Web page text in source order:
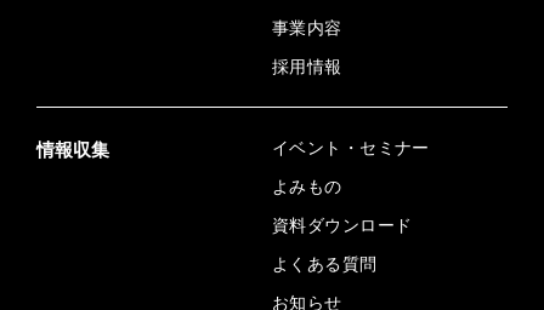
事業内容
採用情報
情報収集
イベント・セミナー
よみもの
資料ダウンロード
よくある質問
お知らせ